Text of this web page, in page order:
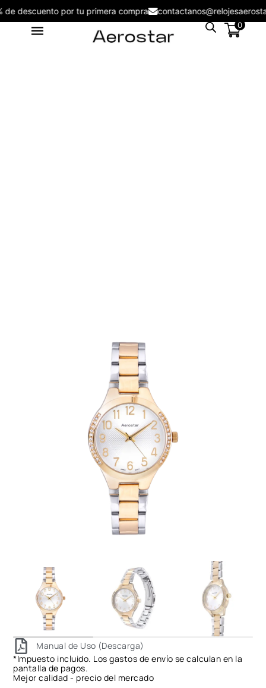
5% de descuento por tu primera compra
0
Manual de Uso (Descarga)
*Impuesto incluido. Los gastos de envío se calculan en la
pantalla de pagos.
Mejor calidad - precio del mercado